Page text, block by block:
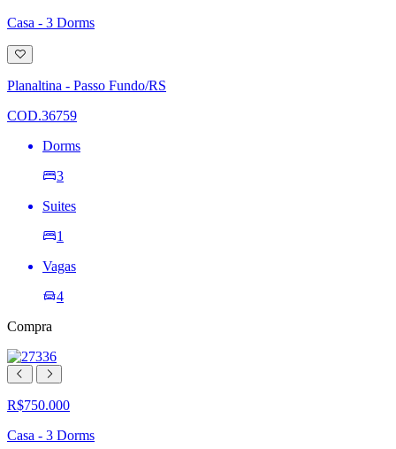
Casa - 3 Dorms
Adicionar
à
lista
de
Planaltina - Passo Fundo/RS
COD.36759
Dorms
3
Suites
1
Vagas
4
Compra
R$750.000
Casa - 3 Dorms